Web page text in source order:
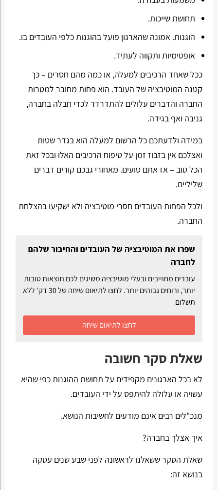
תחושת שייכות.
הוגנות. אמונה שהארגון פועל בהוגנות כלפי העובדים בו.
אופטימיות ותקווה לעתיד.
ככל שאחד הרכיבים למעלה, או כמה מהם חסרים – כך
קטנה המוטיבציה של העובד. הוא פחות מחובר למטרות
החברה והדברים עלולים להתדרדר לכדי חבלה בחברה,
גניבה ואף בגידה.
במידה ולדעתכם כל הרשום למעלה הוא בגדר שטות
ואצלכם אין בזבוז זמן על טיפוח הרכיבים האלו ובכל זאת
הכל טוב – אז אתם טועים. מאחורי גבכם קורים דברים
שליליים.
ולכל הפחות העובדים חסרי מוטיבציה ולא ישקיעו בהצלחת
החברה.
שפרו את המוטיבציה של העובדים והחיבור שלהם
לחברה
עוברים מחוייבים ובעלי מוטיבציה משיגים לכם תוצאות טובות
יותר, ורוחים גבוהים יותר. לחצו לתיאום שיחה של 30 דק' ללא
תשלום
לחצו לתיאום שיחה
שאלת סקר חשובה
לא בכל הארגונים מקפידים על תחושת ההוגנות כפי שהיא
עשויה או עלולה להיתפס על ידי העובדים.
מנכ"לים רבים אינם מודעים לחשיבות הנושא.
איך אצלך בחברה?
שאלת הסקר ששאלנו לראשונה לפני שבע שנים עסקה
בנושא זה: